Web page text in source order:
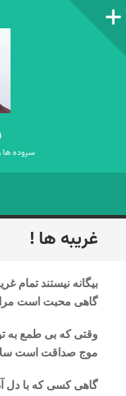
ستون‌کناری
سروده ها
رفتن
به
غریبه ها !
بیگانه نیستند تمام
گاهی محبت است
وقتی که بی طمع به
موج صداقت است
گاهی کسی که با دل